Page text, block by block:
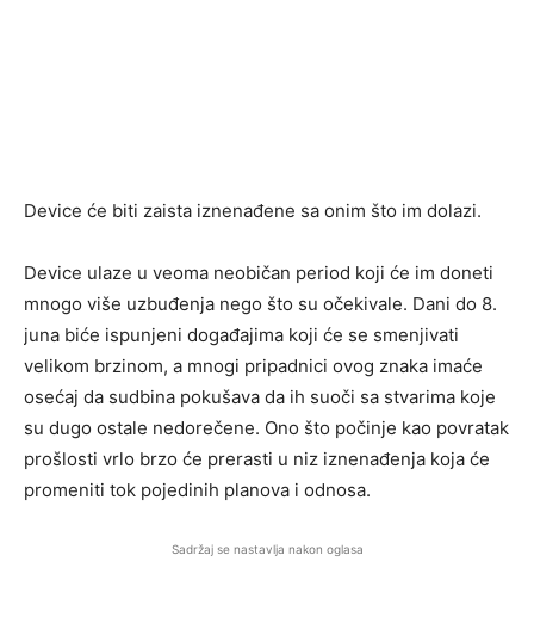
Device će biti zaista iznenađene sa onim što im dolazi.
Device ulaze u veoma neobičan period koji će im doneti
mnogo više uzbuđenja nego što su očekivale. Dani do 8.
juna biće ispunjeni događajima koji će se smenjivati
velikom brzinom, a mnogi pripadnici ovog znaka imaće
osećaj da sudbina pokušava da ih suoči sa stvarima koje
su dugo ostale nedorečene. Ono što počinje kao povratak
prošlosti vrlo brzo će prerasti u niz iznenađenja koja će
promeniti tok pojedinih planova i odnosa.
Sadržaj se nastavlja nakon oglasa